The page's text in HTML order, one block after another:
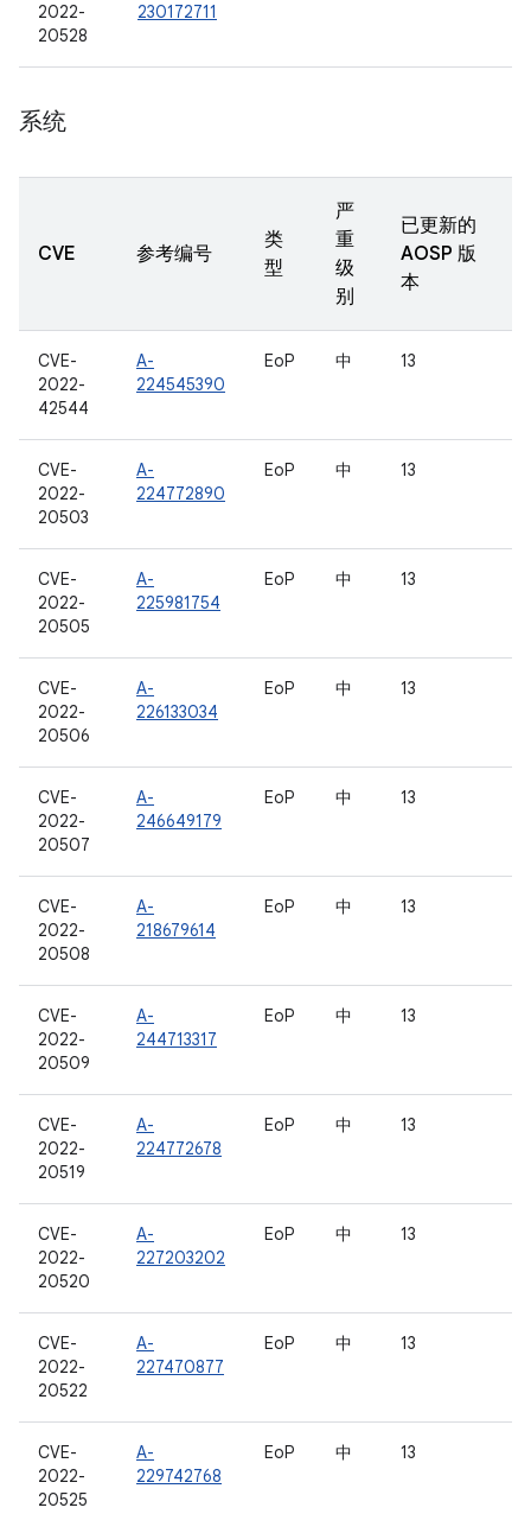
2022-
20528
230172711
系统
CVE 参考编号
类
型
严
重
级
别
已更新的
AOSP 版
本
CVE-
2022-
42544
A-
224545390
EoP 中 13
CVE-
2022-
20503
A-
224772890
EoP 中 13
CVE-
2022-
20505
A-
225981754
EoP 中 13
CVE-
2022-
20506
A-
226133034
EoP 中 13
CVE-
2022-
20507
A-
246649179
EoP 中 13
CVE-
2022-
20508
A-
218679614
EoP 中 13
CVE-
2022-
20509
A-
244713317
EoP 中 13
CVE-
2022-
20519
A-
224772678
EoP 中 13
CVE-
2022-
20520
A-
227203202
EoP 中 13
CVE-
2022-
20522
A-
227470877
EoP 中 13
CVE-
2022-
20525
A-
229742768
EoP 中 13